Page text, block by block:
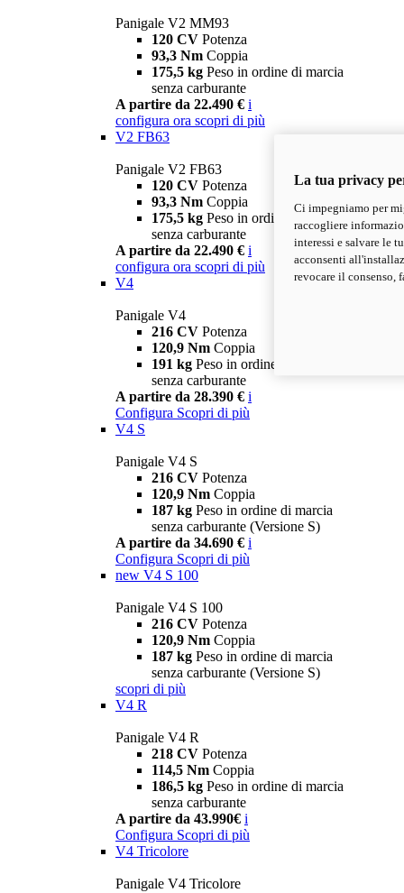
Panigale V2 MM93
120 CV Potenza
93,3 Nm Coppia
175,5 kg Peso in ordine di marcia
senza carburante
A partire da 22.490 € i
configura ora scopri di più
V2 FB63
Panigale V2 FB63
120 CV Potenza
93,3 Nm Coppia
175,5 kg Peso in ordine di marcia
senza carburante
A partire da 22.490 € i
configura ora scopri di più
V4
Panigale V4
216 CV Potenza
120,9 Nm Coppia
191 kg Peso in ordine di marcia
senza carburante
A partire da 28.390 € i
Configura Scopri di più
V4 S
Panigale V4 S
216 CV Potenza
120,9 Nm Coppia
187 kg Peso in ordine di marcia
senza carburante (Versione S)
A partire da 34.690 € i
Configura Scopri di più
new V4 S 100
Panigale V4 S 100
216 CV Potenza
120,9 Nm Coppia
187 kg Peso in ordine di marcia
senza carburante (Versione S)
scopri di più
V4 R
Panigale V4 R
218 CV Potenza
114,5 Nm Coppia
186,5 kg Peso in ordine di marcia
senza carburante
A partire da 43.990€ i
Configura Scopri di più
V4 Tricolore
Panigale V4 Tricolore
La tua privacy
Ci impegniamo per
raccogliere
interessi e salvare le
acconsenti
revocare il consenso,